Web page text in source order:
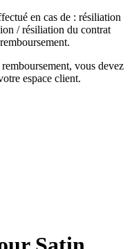
en cas de : résiliation
/ résiliation du contrat
vous devez
espace client.